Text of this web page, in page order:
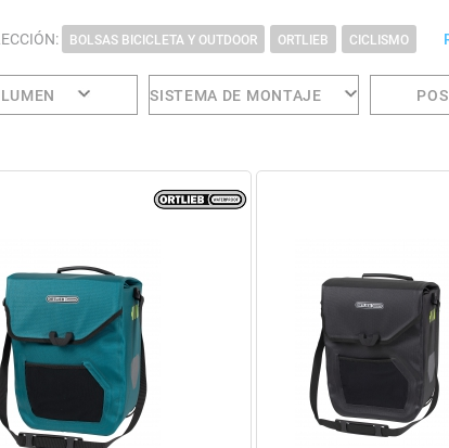
BOLSAS BICICLETA Y OUTDOOR ORTLIEB CICLISMO
SISTEMA DE MONTAJE